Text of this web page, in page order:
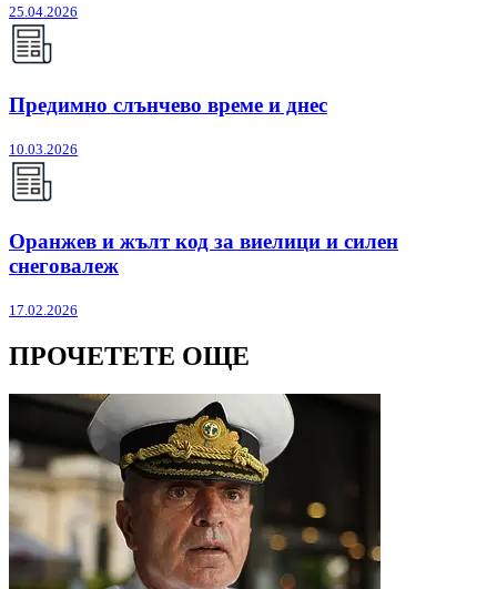
25.04.2026
Предимно слънчево време и днес
10.03.2026
Оранжев и жълт код за виелици и силен
снеговалеж
17.02.2026
ПРОЧЕТЕТЕ ОЩЕ